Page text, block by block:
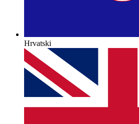
Hrvatski